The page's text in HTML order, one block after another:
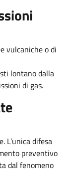
vulcaniche o di
lontano dalla
di gas.
L’unica difesa
preventivo
dal fenomeno